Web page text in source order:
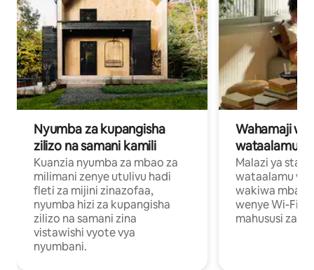
Nyumba za kupangisha
zilizo na samani kamili
Kuanzia nyumba za mbao za
milimani zenye utulivu hadi
fleti za mijini zinazofaa,
nyumba hizi za kupangisha
zilizo na samani zina
vistawishi vyote vya
nyumbani.
Wahamaji
wataalamu
Malazi ya
wataalamu
wakiwa mbali
wenye Wi-Fi
mahususi za